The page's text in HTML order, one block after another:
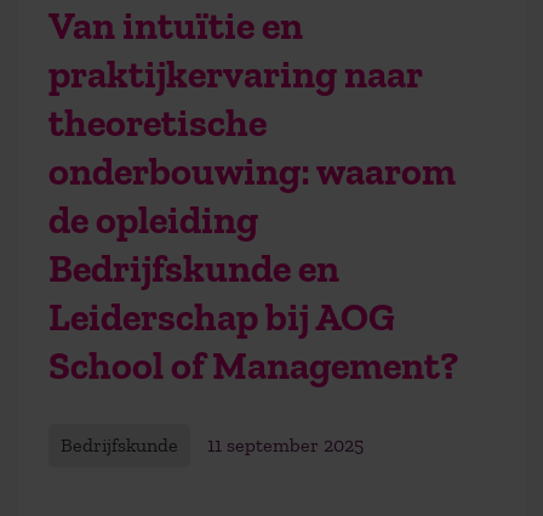
Van intuïtie en
praktijkervaring naar
theoretische
onderbouwing: waarom
de opleiding
Bedrijfskunde en
Leiderschap bij AOG
School of Management?
Bedrijfskunde 11 september 2025